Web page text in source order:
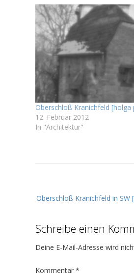
Oberschloß Kranichfeld [holga
12. Februar 2012
In "Architektur"
e
t
r
Oberschloß Kranichfeld in SW
Schreibe einen
Deine E-Mail-Adresse wird
Kommentar *